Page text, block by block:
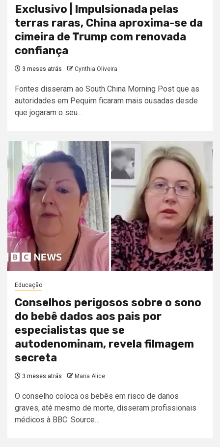
Exclusivo | Impulsionada pelas
terras raras, China aproxima-se da
cimeira de Trump com renovada
confiança
3 meses atrás Cynthia Oliveira
Fontes disseram ao South China Morning Post que as
autoridades em Pequim ficaram mais ousadas desde
que jogaram o seu...
Educação
Conselhos perigosos sobre o sono
do bebê dados aos pais por
especialistas que se
autodenominam, revela filmagem
secreta
3 meses atrás Maria Alice
O conselho coloca os bebês em risco de danos
graves, até mesmo de morte, disseram profissionais
médicos à BBC. Source...